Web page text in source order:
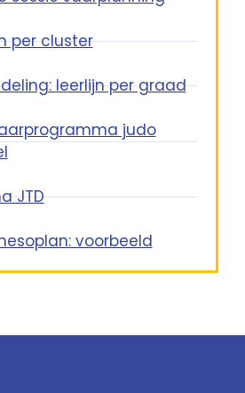
per cluster
leerlijn per graad
judo
JTD
voorbeeld